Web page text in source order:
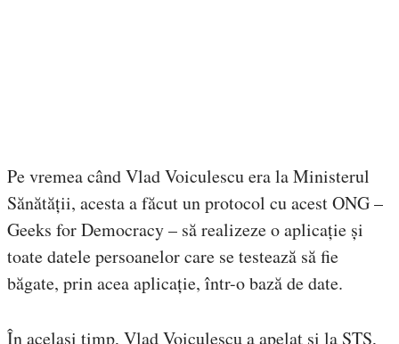
Pe vremea când Vlad Voiculescu era la Ministerul
Sănătății, acesta a făcut un protocol cu acest ONG –
Geeks for Democracy – să realizeze o aplicație și
toate datele persoanelor care se testează să fie
băgate, prin acea aplicație, într-o bază de date.
În același timp, Vlad Voiculescu a apelat și la STS,